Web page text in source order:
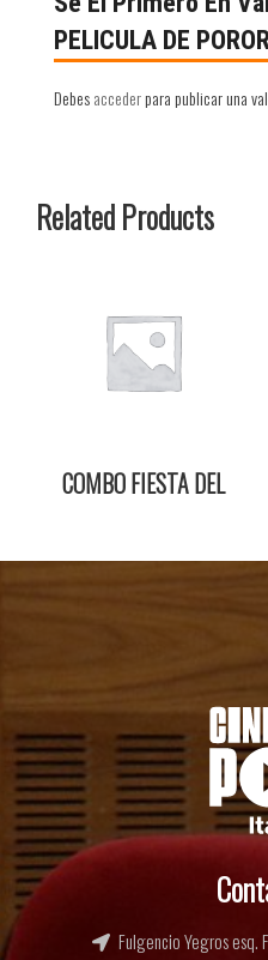
PELICULA DE
Debesaccederpara publicar una
Related Products
COMBO FIESTA DEL
Fulgencio Yegros esq.